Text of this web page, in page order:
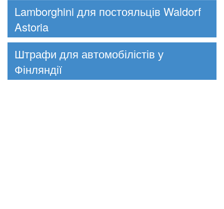
Lamborghini для постояльців Waldorf
Astoria
Штрафи для автомобілістів у
Фінляндії